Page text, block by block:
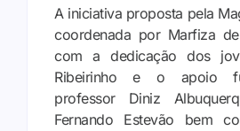
A iniciativa proposta pela
coordenada por Marfiza
com a dedicação dos
Ribeirinho e o apoio
professor Diniz
Fernando Estevão bem